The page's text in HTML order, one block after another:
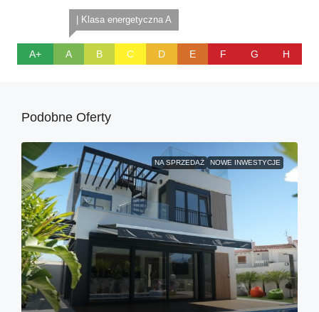
A+
| Klasa energetyczna A
A B C D E F G H
Podobne Oferty
NA SPRZEDAŻ NOWE INWESTYCJE